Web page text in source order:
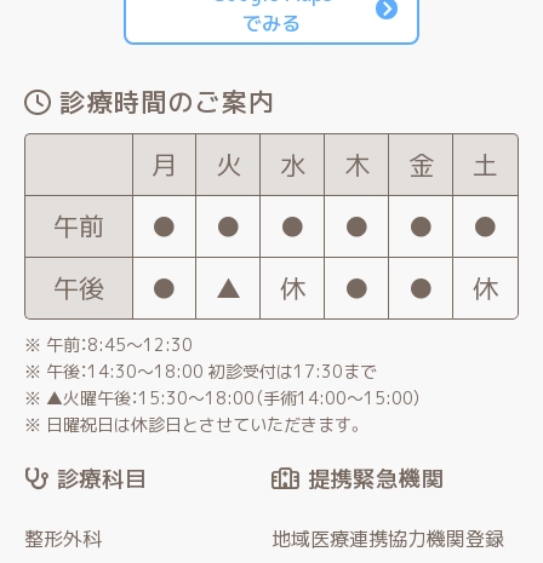
でみる
診療時間のご案内
月
火 水 木 金
土
午前
● ● ● ● ●
●
午後
● ▲ 休 ● ● 休
※ 午前：8:45〜12:30
※ 午後：14:30〜18:00 初診受付は17:30まで
※ ▲火曜午後：15:30～18:00（手術14:00～15:00）
※ 日曜祝日は休診日とさせていただきます。
診療科目
整形外科
提携緊急機関
地域医療連携協力機関登録